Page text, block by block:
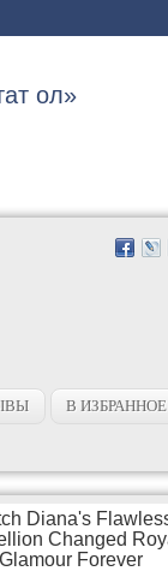
ол»
В ИЗБРАННОЕ